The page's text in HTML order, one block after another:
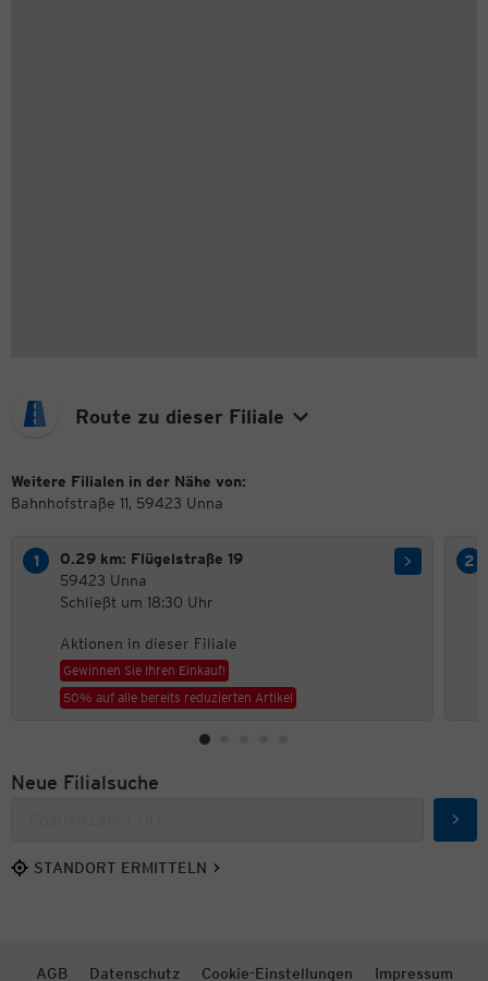
Route zu dieser Filiale
Weitere Filialen in der Nähe von:
Bahnhofstraße 11, 59423 Unna
0.29 km: Flügelstraße 19
59423 Unna
Schließt um 18:30 Uhr
Aktionen in dieser Filiale
Gewinnen Sie Ihren Einkauf!
50% auf alle bereits reduzierten Artikel
Neue Filialsuche
STANDORT ERMITTELN
AGB Datenschutz Cookie-Einstellungen Impressum